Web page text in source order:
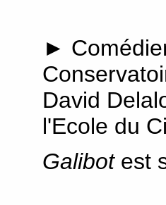
►
David
l'Ecole du
Galibotest